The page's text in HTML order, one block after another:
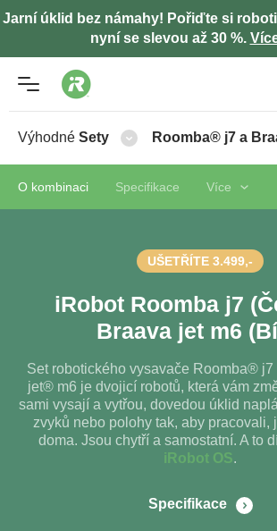
Jarní úklid bez námahy! Pořiďte si
nyní se slevou až 30 %.
Výhodné Sety Roomba® j7 a
O kombinaci Specifikace Více
UŠETŘÍTE 3.499,-
iRobot Roomba j7
Braava jet m6
Set robotického vysavače Roomba® j7
jet® m6 je dvojicí robotů, která vám
sami vysají a vytřou, dovedou úklid
zvyků nebo polohy tak, aby pracovali,
doma. Jsou chytří a samostatní. A to
iRobot OS.
Specifikace